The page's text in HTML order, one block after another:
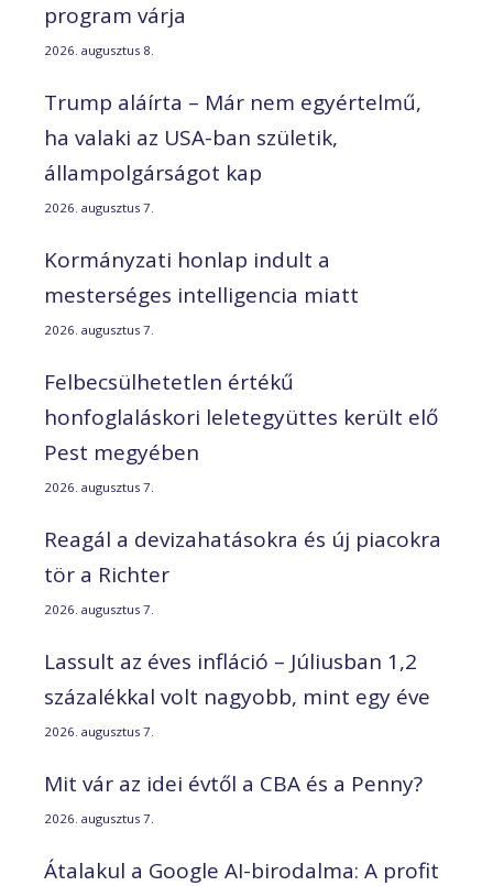
program várja
2026. augusztus 8.
Trump aláírta – Már nem egyértelmű,
ha valaki az USA-ban születik,
állampolgárságot kap
2026. augusztus 7.
Kormányzati honlap indult a
mesterséges intelligencia miatt
2026. augusztus 7.
Felbecsülhetetlen értékű
honfoglaláskori leletegyüttes került elő
Pest megyében
2026. augusztus 7.
Reagál a devizahatásokra és új piacokra
tör a Richter
2026. augusztus 7.
Lassult az éves infláció – Júliusban 1,2
százalékkal volt nagyobb, mint egy éve
2026. augusztus 7.
Mit vár az idei évtől a CBA és a Penny?
2026. augusztus 7.
Átalakul a Google AI-birodalma: A profit